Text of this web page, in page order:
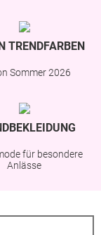
TRENDFARBEN
Sommer 2026
für besondere
Anlässe